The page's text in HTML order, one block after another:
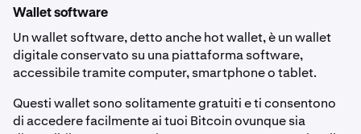
Wallet software
Un wallet software, detto anche hot wallet, è un wallet
digitale conservato su una piattaforma software,
accessibile tramite computer, smartphone o tablet.
Questi wallet sono solitamente gratuiti e ti consentono
di accedere facilmente ai tuoi Bitcoin ovunque sia